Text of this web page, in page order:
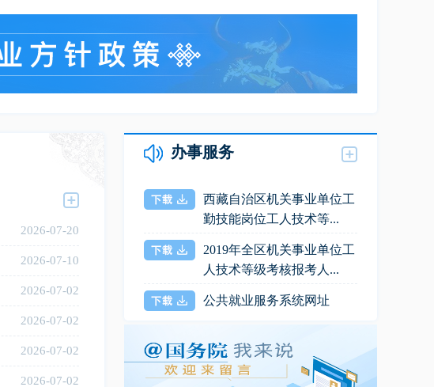
2026-07-20
2026-07-10
2026-07-02
2026-07-02
2026-07-02
2026-07-02
办事服务
西藏自治区机关事业单位工
勤技能岗位工人技术等...
2019年全区机关事业单位工
人技术等级考核报考人...
公共就业服务系统网址